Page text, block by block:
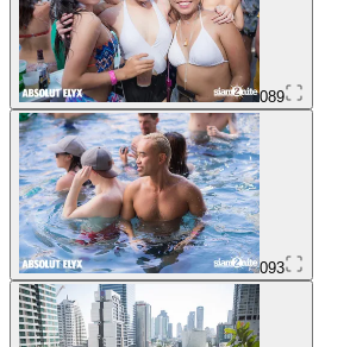
089
093